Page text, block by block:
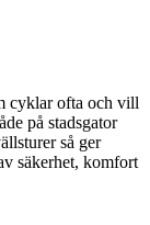
cyklar ofta och vill
på stadsgator
så ger
säkerhet, komfort